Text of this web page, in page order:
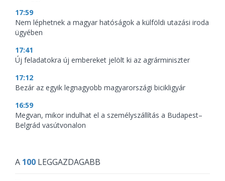
17:59
Nem léphetnek a magyar hatóságok a külföldi utazási iroda
ügyében
17:41
Új feladatokra új embereket jelölt ki az agrárminiszter
17:12
Bezár az egyik legnagyobb magyarországi bicikligyár
16:59
Megvan, mikor indulhat el a személyszállítás a Budapest–
Belgrád vasútvonalon
A 100 LEGGAZDAGABB